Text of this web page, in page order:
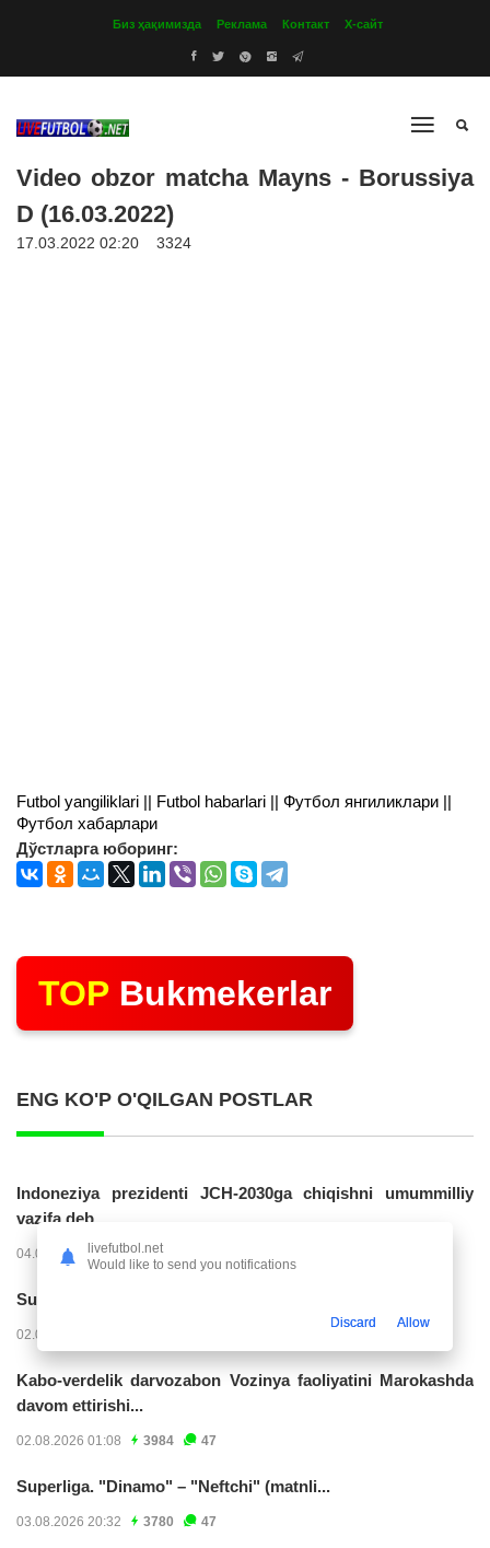
Биз ҳақимизда Реклама Контакт Х-сайт
Video obzor matcha Mayns - Borussiya
D (16.03.2022)
17.03.2022 02:20 3324
Futbol yangiliklari || Futbol habarlari || Футбол янгиликлари ||
Футбол хабарлари
Дўстларга юборинг:
TOP Bukmekerlar
ENG KO'P O'QILGAN POSTLAR
Indoneziya prezidenti JCH-2030ga chiqishni umummilliy
vazifa deb...
04.08.2026 02:11 14286
Superliga. “Buxoro” - “Lokomotiv”...
02.08.2026 03:08
Kabo-verdelik darvozabon Vozinya faoliyatini Marokashda
davom ettirishi...
02.08.2026 01:08 3984 47
Superliga. "Dinamo" – "Neftchi" (matnli...
03.08.2026 20:32 3780 47
livefutbol.net
Would like to send you notifications
Discard Allow